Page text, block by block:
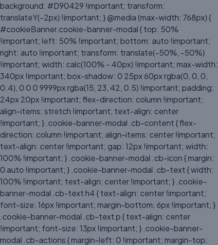
background: #D90429 !important; transform:
translateY(-2px) !important; } @media (max-width: 768px) {
#cookieBanner.cookie-banner-modal { top: 50%
!important; left: 50% !important; bottom: auto !important;
right: auto !important; transform: translate(-50%, -50%)
!important; width: calc(100% - 40px) !important; max-width:
340px !important; box-shadow: 0 25px 60px rgba(0, 0, 0,
0.4), 0 0 0 9999px rgba(15, 23, 42, 0.5) !important; padding:
24px 20px !important; flex-direction: column !important;
align-items: stretch !important; text-align: center
!important; } .cookie-banner-modal .cb-content { flex-
direction: column !important; align-items: center !important;
text-align: center !important; gap: 12px !important; width:
100% !important; } .cookie-banner-modal .cb-icon { margin:
0 auto !important; } .cookie-banner-modal .cb-text { width:
100% !important; text-align: center !important; } .cookie-
banner-modal .cb-text h4 { text-align: center !important;
font-size: 16px !important; margin-bottom: 6px !important; }
.cookie-banner-modal .cb-text p { text-align: center
!important; font-size: 13px !important; } .cookie-banner-
modal .cb-actions { margin-left: 0 !important; margin-top: